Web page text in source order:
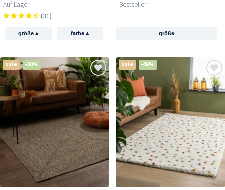
Auf Lager
(31)
größe▴ farbe ▴
Bestseller
größe
sale -30% sale -46%